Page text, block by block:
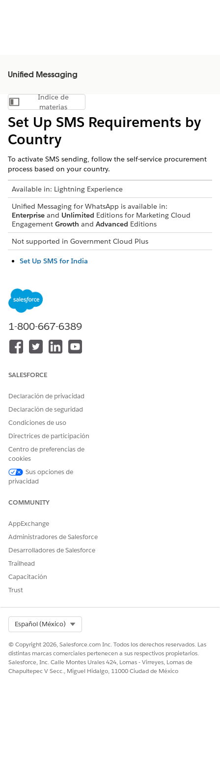
Unified Messaging
Mostrar índice de materias
Índice de
materias
Set Up SMS Requirements by
Country
To activate SMS sending, follow the self-service procurement
process based on your country.
Available in: Lightning Experience
Unified Messaging for WhatsApp is available in:
Enterprise and Unlimited Editions for Marketing Cloud
Engagement Growth and Advanced Editions
Not supported in Government Cloud Plus
Set Up SMS for India
your registered brand headers and templates in Salesforce
Setup. This process verifies the SMS traffic through the
Distributed Ledger Technology (DLT).
Set Up SMS for the United States and Canada
Learn how to request a brand, campaign, and SMS codes
for sending SMS in the United States and Canada.
¿RESOLVIÓ ESTE ARTÍCULO SU PROBLEMA?
¡Háganos saber cómo podemos mejorar!
1-800-667-6389
SALESFORCE
Declaración de privacidad
Declaración de seguridad
Condiciones de uso
Directrices de participación
Centro de preferencias de
cookies
Sus opciones de
privacidad
COMMUNITY
AppExchange
Administradores de Salesforce
Desarrolladores de Salesforce
Trailhead
Capacitación
Trust
Español (México)
© Copyright 2026, Salesforce.com Inc. Todos los derechos reservados. Las
distintas marcas comerciales pertenecen a sus respectivos propietarios.
Salesforce, Inc. Calle Montes Urales 424, Lomas - Virreyes, Lomas de
Chapultepec V Secc., Miguel Hidalgo, 11000 Ciudad de México